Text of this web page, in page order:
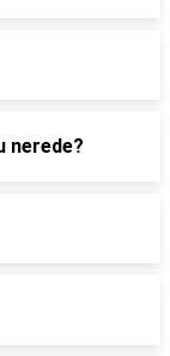
nerede?